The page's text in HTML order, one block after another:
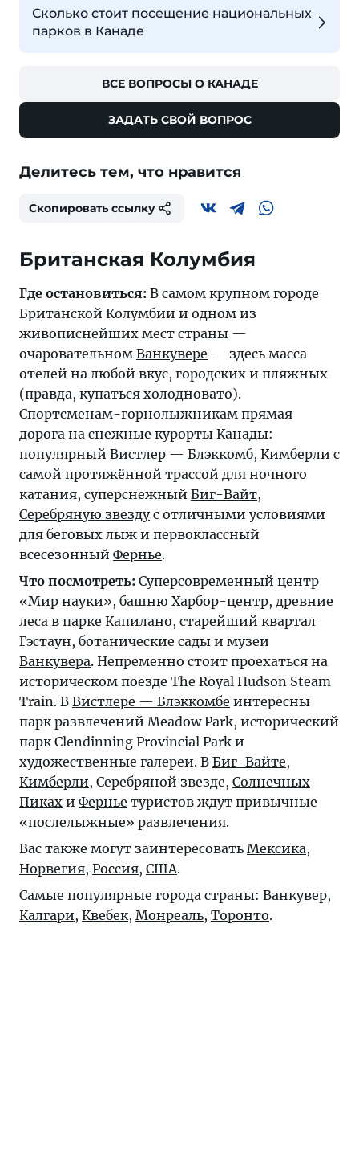
Сколько стоит посещение национальных
парков в Канаде
ВСЕ ВОПРОСЫ О КАНАДЕ
ЗАДАТЬ СВОЙ ВОПРОС
Делитесь тем, что нравится
Скопировать ссылку
Британская Колумбия
Где остановиться: В самом крупном городе
Британской Колумбии и одном из
живописнейших мест страны —
очаровательном Ванкувере — здесь масса
отелей на любой вкус, городских и пляжных
(правда, купаться холодновато).
Спортсменам-горнолыжникам прямая
дорога на снежные курорты Канады:
популярный Вистлер — Блэккомб, Кимберли с
самой протяжённой трассой для ночного
катания, суперснежный Биг-Вайт,
Серебряную звездус отличными условиями
для беговых лыж и первоклассный
всесезонный Фернье.
Что посмотреть: Суперсовременный центр
«Мир науки», башню Харбор-центр, древние
леса в парке Капилано, старейший квартал
Гэстаун, ботанические сады и музеи
Ванкувера. Непременно стоит проехаться на
историческом поезде The Royal Hudson Steam
Train. В Вистлере — Блэккомбе интересны
парк развлечений Meadow Park, исторический
парк Clendinning Provincial Park и
художественные галереи. В Биг-Вайте,
Кимберли, Серебряной звезде, Солнечных
Пиках и Фернье туристов ждут привычные
«послелыжные» развлечения.
Вас также могут заинтересовать Мексика,
Норвегия, Россия, США.
Самые популярные города страны: Ванкувер,
Калгари, Квебек, Монреаль, Торонто.